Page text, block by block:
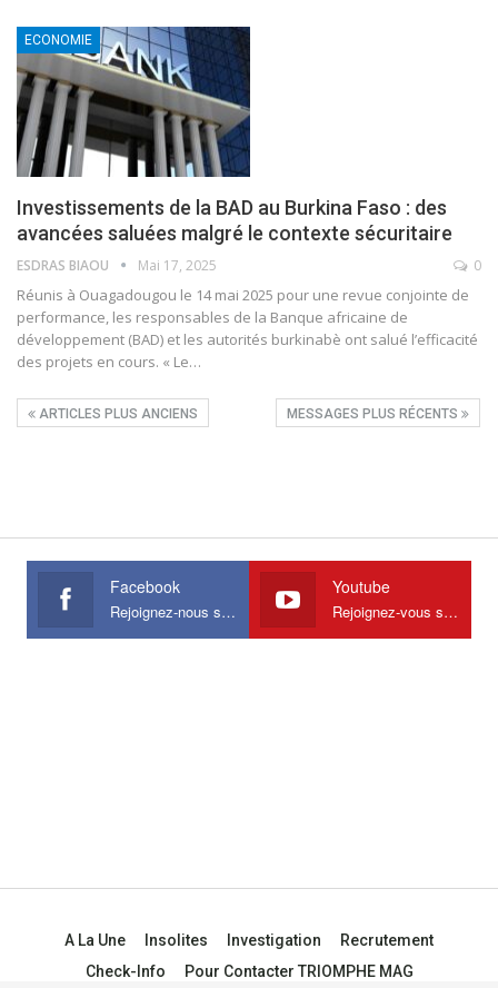
ECONOMIE
Investissements de la BAD au Burkina Faso : des
avancées saluées malgré le contexte sécuritaire
ESDRAS BIAOU Mai 17, 2025 0
Réunis à Ouagadougou le 14 mai 2025 pour une revue conjointe de
performance, les responsables de la Banque africaine de
développement (BAD) et les autorités burkinabè ont salué l’efficacité
des projets en cours. « Le…
ARTICLES PLUS ANCIENS MESSAGES PLUS RÉCENTS
Facebook
Rejoignez-nous sur Facebook
Youtube
Rejoignez-vous sur Youtube
A La Une Insolites Investigation
Recrutement
Check-Info
Pour Contacter TRIOMPHE MAG